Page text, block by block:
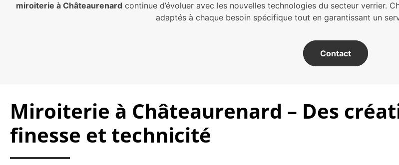
miroiterie à Châteaurenard continue d’évoluer avec les nouvelles technologies du secteur verrier.
adaptés à chaque besoin spécifique tout en garantissant un
Contact
Miroiterie à Châteaurenard – Des
finesse et technicité